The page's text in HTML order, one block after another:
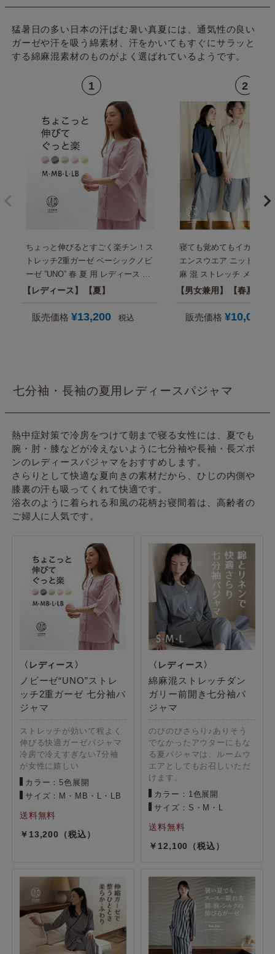
猛暑日の多い日本の汗ばむ暑い真夏には、通気性の良い
ガーゼや汗を吸う綿素材、汗をかいてもすぐにサラッと
する綿麻混素材のものがよく選ばれているようです。
ちょっと伸びるとすごく楽チン！ス
トレッチ2重ガーゼ ベーシックノビ
ーゼ ”UNO” 春 夏 用 レディース パ
ジャマ・半袖(七分袖)・前開き 旅行
入院 母親 誕生日プレゼント にも
【国内送料無料】
レディース 夏
販売価格 ¥13,200 税込
寝ても覚めてもイカして
エンスウエア ニットサッ
麻 混 ストレッチ メンズ
ス 半袖 夏 おしゃれ パジ
タイム セットアップ 男性
日プレゼント にも【国内
男女兼用 春夏秋
販売価格 ¥10,000
七分袖・長袖の夏用レディースパジャマ
熱中症対策で冷房をつけて朝まで寝る女性には、夏でも
腕・肘・膝などが冷えないように七分袖や長袖・長ズボ
ンのレディースパジャマをおすすめします。
さらりとして快適な夏向きの素材だから、ひじの内側や
膝裏の汗も吸ってくれて快適です。
浴衣のように着られる和風の花柄お寝間着は、高齢者の
ご婦人に人気です。
ノビーゼ“UNO”ストレ
ッチ2重ガーゼ 七分袖パ
ジャマ
ストレッチが効いて程よく
伸びる快適ガーゼパジャマ
冷房で冷えすぎない7分袖
が女性に嬉しい
カラー：5色展開
サイズ：M・MB・L・LB
13,200
綿麻混ストレッチダン
ガリー前開き七分袖パ
ジャマ
のびのびさらり♪ありそう
でなかったアウターにもな
る夏パジャマは、ルームウ
エアとしてもお召しいただ
けます。
カラー：1色展開
サイズ：S・M・L
12,100